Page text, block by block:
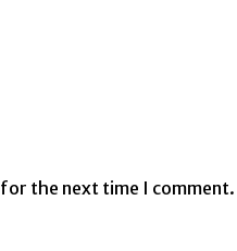
the next time I comment.